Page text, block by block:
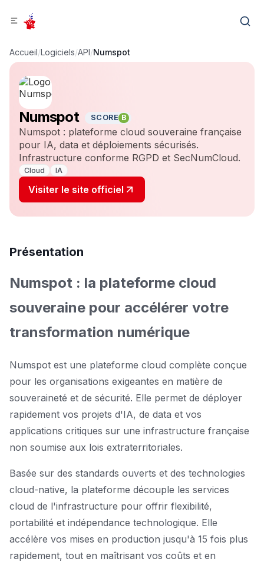
Accueil/Logiciels/API/Numspot
Numspot SCORE B
Numspot : plateforme cloud souveraine française
pour IA, data et déploiements sécurisés.
Infrastructure conforme RGPD et SecNumCloud.
Cloud IA
Visiter le site officiel
Présentation
Numspot : la plateforme cloud
souveraine pour accélérer votre
transformation numérique
Numspot est une plateforme cloud complète conçue
pour les organisations exigeantes en matière de
souveraineté et de sécurité. Elle permet de déployer
rapidement vos projets d'IA, de data et vos
applications critiques sur une infrastructure française
non soumise aux lois extraterritoriales.
Basée sur des standards ouverts et des technologies
cloud-native, la plateforme découple les services
cloud de l'infrastructure pour offrir flexibilité,
portabilité et indépendance technologique. Elle
accélère vos mises en production jusqu'à 15 fois plus
rapidement, tout en maîtrisant vos coûts et en